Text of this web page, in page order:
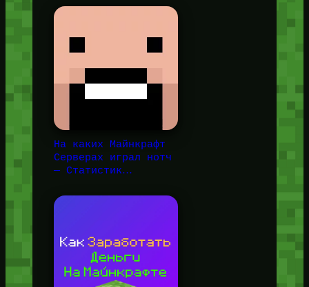
На каких Майнкрафт
Серверах играл нотч
— Статистик…